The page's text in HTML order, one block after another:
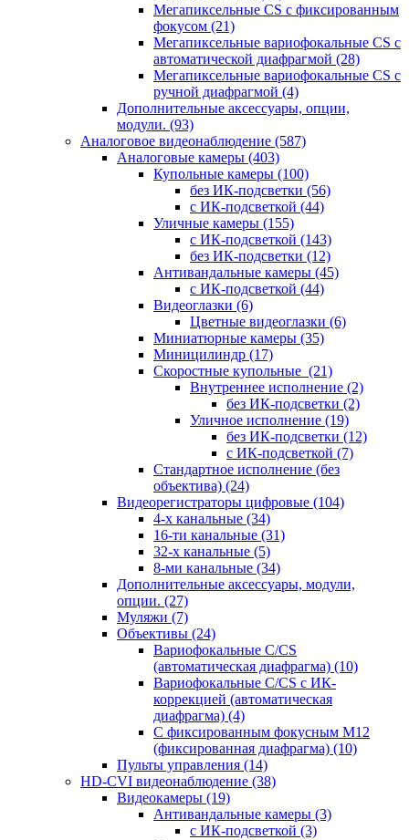
Мегапиксельные CS c фиксированным
фокусом (21)
Мегапиксельные вариофокальные CS c
автоматической диафрагмой (28)
Мегапиксельные вариофокальные CS c
ручной диафрагмой (4)
Дополнительные аксессуары, опции,
модули. (93)
Аналоговое видеонаблюдение (587)
Аналоговые камеры (403)
Купольные камеры (100)
без ИК-подсветки (56)
с ИК-подсветкой (44)
Уличные камеры (155)
с ИК-подсветкой (143)
без ИК-подсветки (12)
Антивандальные камеры (45)
с ИК-подсветкой (44)
Видеоглазки (6)
Цветные видеоглазки (6)
Миниатюрные камеры (35)
Миницилиндр (17)
Скоростные купольные (21)
Внутреннее исполнение (2)
без ИК-подсветки (2)
Уличное исполнение (19)
без ИК-подсветки (12)
с ИК-подсветкой (7)
Стандартное исполнение (без
объектива) (24)
Видеорегистраторы цифровые (104)
4-х канальные (34)
16-ти канальные (31)
32-х канальные (5)
8-ми канальные (34)
Дополнительные аксессуары, модули,
опции. (27)
Муляжи (7)
Объективы (24)
Вариофокальные C/CS
(автоматическая диафрагма) (10)
Вариофокальные C/CS с ИК-
коррекцией (автоматическая
диафрагма) (4)
С фиксированным фокусным М12
(фиксированная диафрагма) (10)
Пульты управления (14)
HD-CVI видеонаблюдение (38)
Видеокамеры (19)
Антивандальные камеры (3)
с ИК-подсветкой (3)